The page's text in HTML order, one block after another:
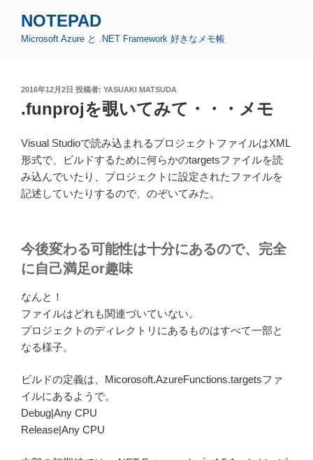
NOTEPAD
Microsoft Azure と .NET Framework 好きなメモ帳
投
日:
2016年12月2日 投稿者: YASUAKI MATSUDA
.funprojを覗いてみて・・・メモ
Visual Studioで読み込まれるプロジェクトファイルはXML
形式で、ビルドするために何らかのtargetsファイルを読
み込んでいたり、プロジェクトに設定されたファイルを
記述していたりするので、のぞいてみた。
今後変わる可能性は十分にあるので、完全
に自己満足or趣味
なんと！
ファイルはどれも関連づいていない。
プロジェクトのディレクトリにあるものはすべて一部と
なる様子。
ビルドの定義は、Micorosoft.AzureFunctions.targetsファ
イルにあるようで。
Debug|Any CPU
Release|Any CPU